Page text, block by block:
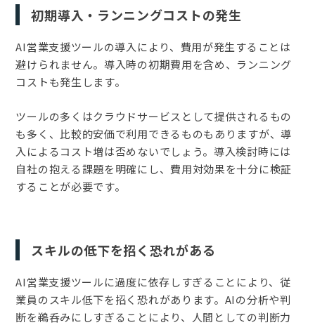
初期導入・ランニングコストの発生
AI営業支援ツールの導入により、費用が発生することは
避けられません。導入時の初期費用を含め、ランニング
コストも発生します。
ツールの多くはクラウドサービスとして提供されるもの
も多く、比較的安価で利用できるものもありますが、導
入によるコスト増は否めないでしょう。導入検討時には
自社の抱える課題を明確にし、費用対効果を十分に検証
することが必要です。
スキルの低下を招く恐れがある
AI営業支援ツールに過度に依存しすぎることにより、従
業員のスキル低下を招く恐れがあります。AIの分析や判
断を鵜呑みにしすぎることにより、人間としての判断力